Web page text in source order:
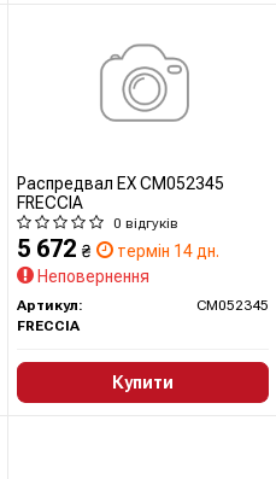
Распредвал EX CM052345
FRECCIA
0 відгуків
5 672 ₴
термін 14 дн.
Неповернення
Артикул:
CM052345
FRECCIA
Купити